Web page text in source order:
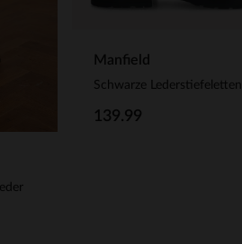
Manfield
Schwarze Lederstiefeletten
139.99